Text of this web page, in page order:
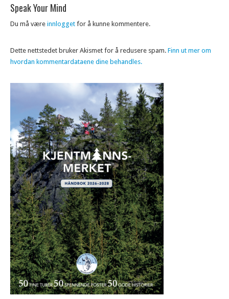
Speak Your Mind
Du må være innlogget for å kunne kommentere.
Dette nettstedet bruker Akismet for å redusere spam. Finn ut mer om
hvordan kommentardataene dine behandles.